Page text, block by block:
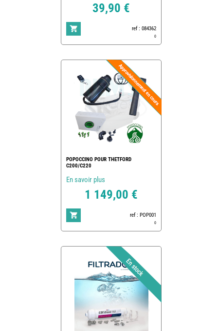
39,90 €
ref : 084362
0
POPOCCINO POUR THETFORD
C200/C220
En savoir plus
1 149,00 €
ref : POP001
0